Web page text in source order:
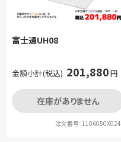
富士通UH08
金額小計(税込) 201,880円
在庫がありません
注文番号：1106050X024